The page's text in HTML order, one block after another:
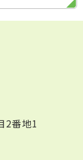
2番地1